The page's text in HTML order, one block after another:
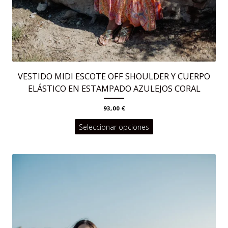
VESTIDO MIDI ESCOTE OFF SHOULDER Y CUERPO
ELÁSTICO EN ESTAMPADO AZULEJOS CORAL
93,00 €
Seleccionar opciones
tiene